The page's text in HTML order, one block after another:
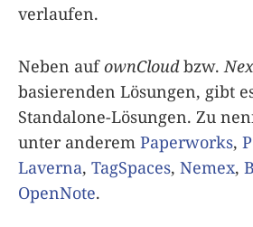
verlaufen.
Neben aufownCloudbzw.
basierenden Lösungen, gibt
Standalone-Lösungen. Zu
unter anderem Paperworks,
Laverna, TagSpaces, Nemex,
OpenNote.